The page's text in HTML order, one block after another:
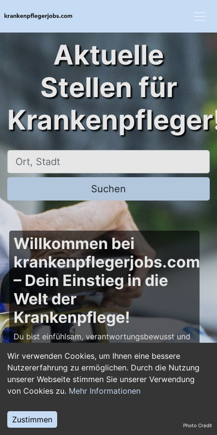
Wir verwenden Cookies, um Ihnen eine bessere
Nutzererfahrung zu ermöglichen. Durch die Nutzung
unserer Webseite stimmen Sie unserer Verwendung
von Cookies zu. Mehr Informationen
Zustimmen
Aktuelle
Stellen für
Ort, Stadt
Suchen
Willkommen bei
krankenpflegerjobs.com
– Dein Einstieg in die
Welt der
Krankenpflege!
Du bist einfühlsam, verantwortungsbewusst und
Beruf machen? Dann bist du auf
krankenpflegerjobs.comgenau richtig! Hier
findest du zahlreiche Stellenangebote,
Ausbildungsplätze und Jobs im Bereich
Krankenpflegern über Pflegefachassistenten bis
hin zu Leitungsposten in Kliniken und
Photo Credit